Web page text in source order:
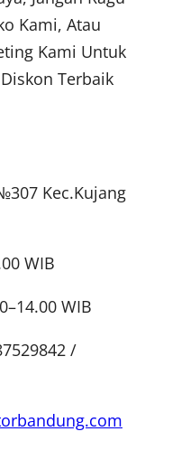
Kami, Atau
Kami Untuk
Terbaik
Kec.Kujang
WIB
WIB
/